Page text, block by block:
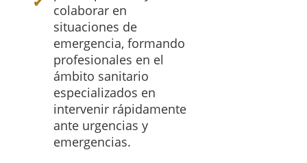
colaborar en
situaciones de
emergencia, formando
profesionales en el
ámbito sanitario
especializados en
intervenir rápidamente
ante urgencias y
emergencias.